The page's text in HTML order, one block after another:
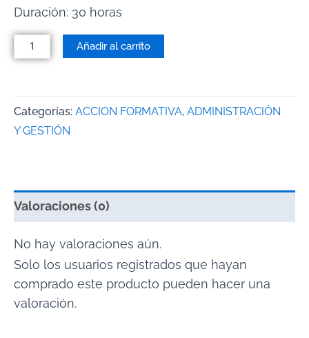
Duración: 30 horas
Añadir al carrito
Categorías: ACCION FORMATIVA, ADMINISTRACIÓN
Y GESTIÓN
Valoraciones (0)
No hay valoraciones aún.
Solo los usuarios registrados que hayan
comprado este producto pueden hacer una
valoración.